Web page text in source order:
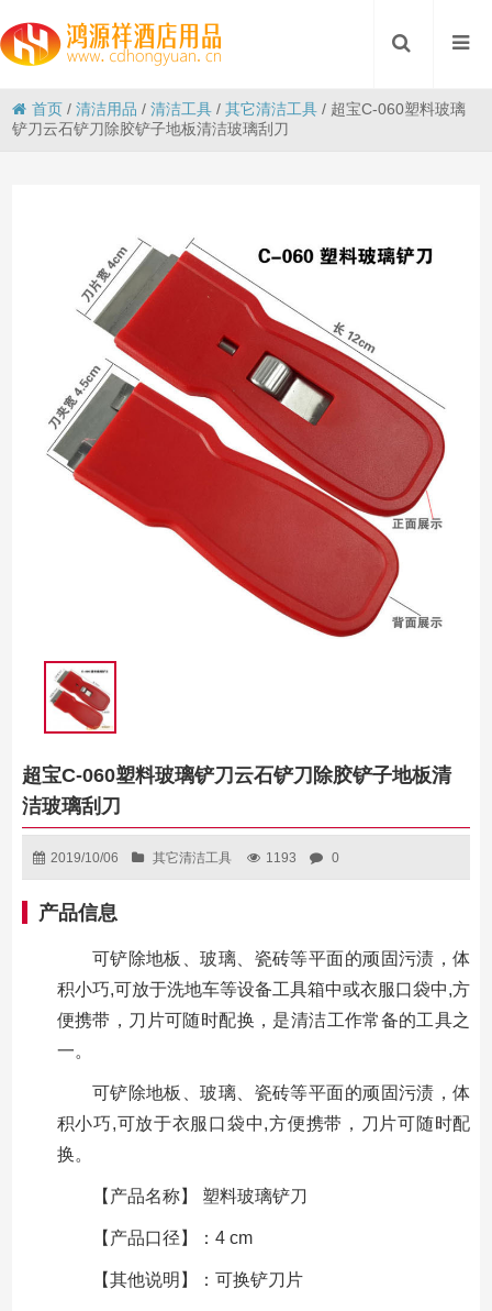
首页 /清洁用品 /清洁工具 /其它清洁工具 / 超宝C-060塑料玻璃
铲刀云石铲刀除胶铲子地板清洁玻璃刮刀
超宝C-060塑料玻璃铲刀云石铲刀除胶铲子地板清
洁玻璃刮刀
2019/10/06 其它清洁工具 1193 0
产品信息
可铲除地板、玻璃、瓷砖等平面的顽固污渍，体
积小巧,可放于洗地车等设备工具箱中或衣服口袋中,方
便携带，刀片可随时配换，是清洁工作常备的工具之
一。
可铲除地板、玻璃、瓷砖等平面的顽固污渍，体
积小巧,可放于衣服口袋中,方便携带，刀片可随时配
换。
【产品名称】 塑料玻璃铲刀
【产品口径】：4 cm
【其他说明】：可换铲刀片